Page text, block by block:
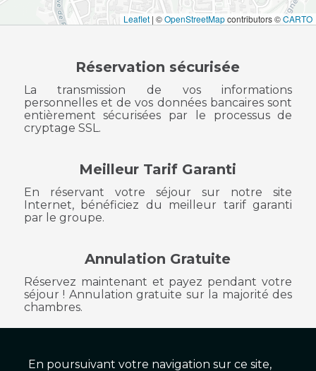
Leaflet | ©OpenStreetMapcontributors ©CARTO
Réservation sécurisée
La transmission de vos informations
personnelles et de vos données bancaires sont
entièrement sécurisées par le processus de
cryptage SSL.
Meilleur Tarif Garanti
En réservant votre séjour sur notre site
Internet, bénéficiez du meilleur tarif garanti
par le groupe.
Annulation Gratuite
Réservez maintenant et payez pendant votre
séjour ! Annulation gratuite sur la majorité des
chambres.
En poursuivant votre navigation sur ce site,